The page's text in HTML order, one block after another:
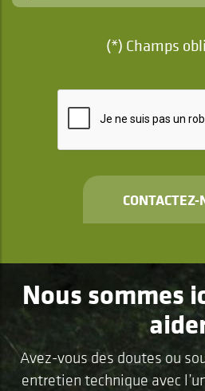
(*) Champs
CONTACTEZ-
Nous sommes
Avez-vous des doutes ou
entretien technique avec